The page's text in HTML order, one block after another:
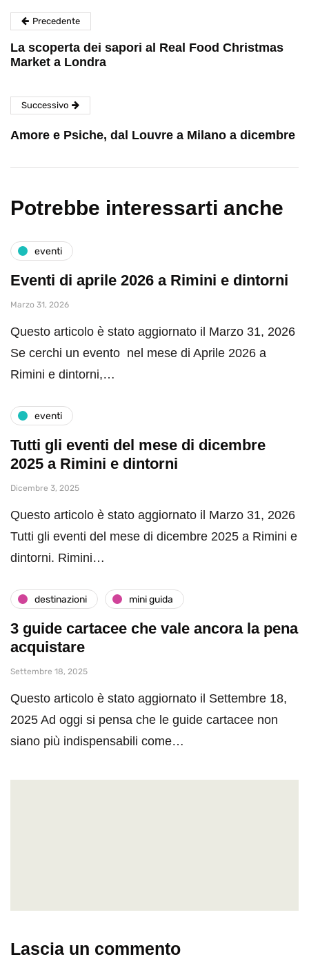
Precedente
La scoperta dei sapori al Real Food Christmas
Market a Londra
Successivo
Amore e Psiche, dal Louvre a Milano a dicembre
Potrebbe interessarti anche
eventi
Eventi di aprile 2026 a Rimini e dintorni
Marzo 31, 2026
Questo articolo è stato aggiornato il Marzo 31, 2026
Se cerchi un evento nel mese di Aprile 2026 a
Rimini e dintorni,…
eventi
Tutti gli eventi del mese di dicembre
2025 a Rimini e dintorni
Dicembre 3, 2025
Questo articolo è stato aggiornato il Marzo 31, 2026
Tutti gli eventi del mese di dicembre 2025 a Rimini e
dintorni. Rimini…
destinazioni mini guida
3 guide cartacee che vale ancora la pena
acquistare
Settembre 18, 2025
Questo articolo è stato aggiornato il Settembre 18,
2025 Ad oggi si pensa che le guide cartacee non
siano più indispensabili come…
Lascia un commento